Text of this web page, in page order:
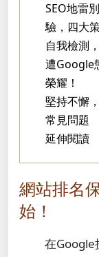
SEO地雷
驗，四大
自我檢測
遭Google
榮耀！
堅持不懈
常見問題
延伸閱讀
網站排名
始！
在Google